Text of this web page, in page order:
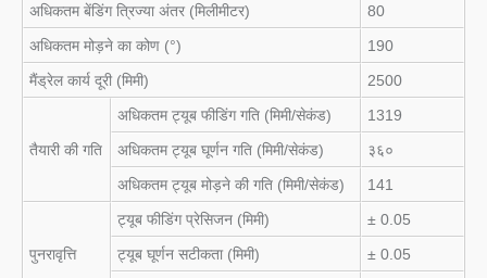
अधिकतम बेंडिंग त्रिज्या अंतर (मिलीमीटर)
80
अधिकतम मोड़ने का कोण (°)
190
मैंड्रेल कार्य दूरी (मिमी)
2500
तैयारी की गति
अधिकतम ट्यूब फीडिंग गति (मिमी/सेकंड)
1319
अधिकतम ट्यूब घूर्णन गति (मिमी/सेकंड)
३६०
अधिकतम ट्यूब मोड़ने की गति (मिमी/सेकंड)
141
पुनरावृत्ति
ट्यूब फीडिंग प्रेसिजन (मिमी)
± 0.05
ट्यूब घूर्णन सटीकता (मिमी)
± 0.05